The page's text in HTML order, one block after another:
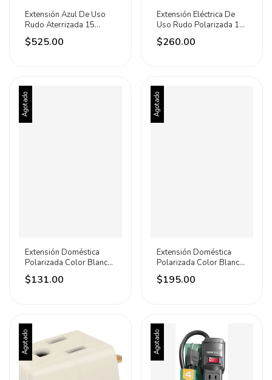
Extensión Azul De Uso
Rudo Aterrizada 15
Metros Iusa Azul
$525.00
Extensión Eléctrica De
Uso Rudo Polarizada 10
Metros Iusa
$260.00
Agotado
Extensión Doméstica
Polarizada Color Blanco
4 Metros Iusa Celeste
$131.00
Agotado
Extensión Doméstica
Polarizada Color Blanco
8 Metros Iusa
$195.00
Agotado Agotado